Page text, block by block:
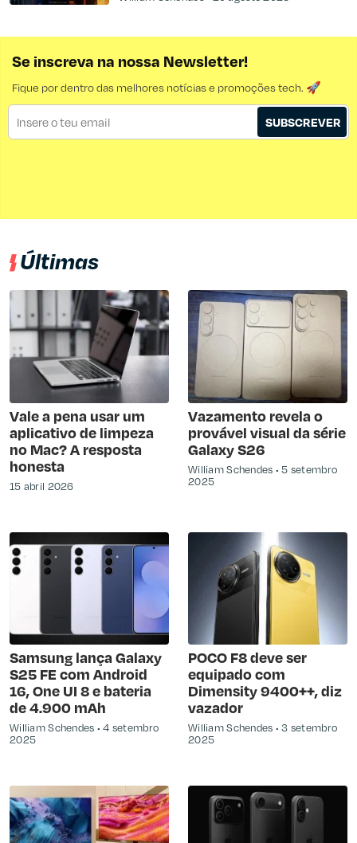
Se inscreva na nossa Newsletter!
Fique por dentro das melhores notícias e promoções tech. 🚀
SUBSCREVER
Últimas
Vale a pena usar um
aplicativo de limpeza
no Mac? A resposta
honesta
15 abril 2026
Vazamento revela o
provável visual da série
Galaxy S26
William Schendes
5 setembro
2025
Samsung lança Galaxy
S25 FE com Android
16, One UI 8 e bateria
de 4.900 mAh
William Schendes
4 setembro
2025
POCO F8 deve ser
equipado com
Dimensity 9400++, diz
vazador
William Schendes
3 setembro
2025